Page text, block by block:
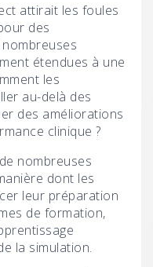
attirait les foules
des
étendues à une
les
au-delà des
des améliorations
clinique ?
nombreuses
dont les
leur préparation
de formation,
la simulation.